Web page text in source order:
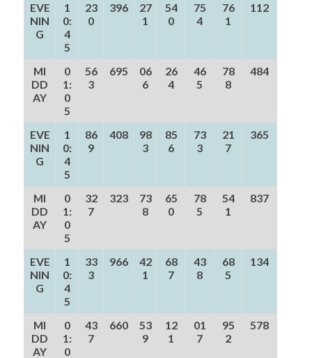
EVE
NIN
G
1
0:
4
5
23
0
396
27
1
54
0
75
4
76
1
112
MI
DD
AY
0
1:
0
5
56
3
695
06
6
26
4
46
5
78
8
484
EVE
NIN
G
1
0:
4
5
86
9
408
98
3
85
6
73
3
21
7
365
MI
DD
AY
0
1:
0
5
32
7
323
73
8
65
0
78
5
54
1
837
EVE
NIN
G
1
0:
4
5
33
3
966
42
1
68
7
43
8
68
5
134
MI
DD
AY
0
1:
0
43
7
660
53
9
12
1
01
7
95
2
578